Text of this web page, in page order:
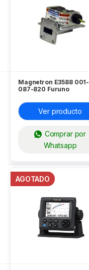
Magnetron E3588 001-
087-820 Furuno
Ver producto
Comprar por
Whatsapp
AGOTADO